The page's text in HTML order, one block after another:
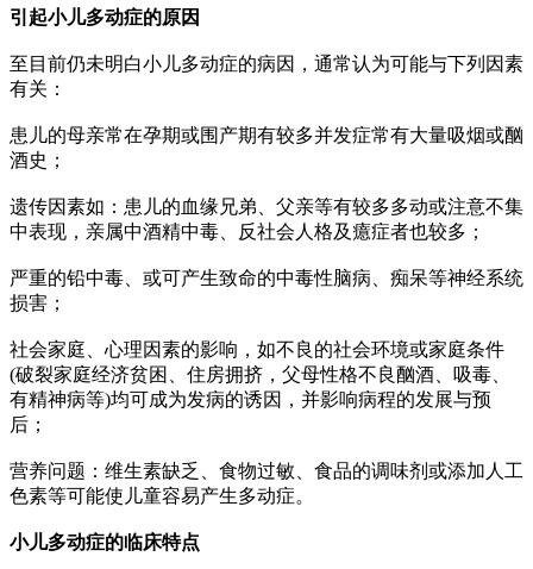
引起小儿多动症的原因
至目前仍未明白小儿多动症的病因，通常认为可能与下列因素
有关：
患儿的母亲常在孕期或围产期有较多并发症常有大量吸烟或酗
酒史；
遗传因素如：患儿的血缘兄弟、父亲等有较多多动或注意不集
中表现，亲属中酒精中毒、反社会人格及癔症者也较多；
严重的铅中毒、或可产生致命的中毒性脑病、痴呆等神经系统
损害；
社会家庭、心理因素的影响，如不良的社会环境或家庭条件
(破裂家庭经济贫困、住房拥挤，父母性格不良酗酒、吸毒、
有精神病等)均可成为发病的诱因，并影响病程的发展与预
后；
营养问题：维生素缺乏、食物过敏、食品的调味剂或添加人工
色素等可能使儿童容易产生多动症。
小儿多动症的临床特点